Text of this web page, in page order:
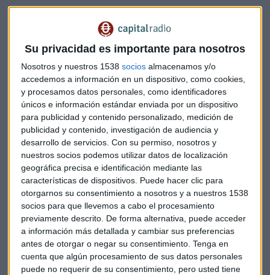
Su privacidad es importante para nosotros
Nosotros y nuestros 1538 socios almacenamos y/o
accedemos a información en un dispositivo, como cookies,
y procesamos datos personales, como identificadores
únicos e información estándar enviada por un dispositivo
para publicidad y contenido personalizado, medición de
publicidad y contenido, investigación de audiencia y
desarrollo de servicios. Con su permiso, nosotros y
nuestros socios podemos utilizar datos de localización
geográfica precisa e identificación mediante las
características de dispositivos. Puede hacer clic para
otorgarnos su consentimiento a nosotros y a nuestros 1538
socios para que llevemos a cabo el procesamiento
previamente descrito. De forma alternativa, puede acceder
a información más detallada y cambiar sus preferencias
antes de otorgar o negar su consentimiento. Tenga en
cuenta que algún procesamiento de sus datos personales
puede no requerir de su consentimiento, pero usted tiene
sobre la mesa
La noticia ha saltado desde las entrañas del sector:
prevé un gasto en computación de unos 600.000
millones de dólares hasta 2030.Esta cifra astronómica
nos da una pista de hacia dónde se dirige el capital:
De salarios a chips: El gasto ya no se destina
masivamente a contratar miles de programadores junior
para tareas rutinarias.
Infraestructura vs. Talento Humano: El foco está en la
capacidad de procesamiento (Nvidia, centros de datos,
energía) necesaria para que la IA se programe a sí misma.
Obsolescencia acelerada: Muchos estudiantes perciben
que las habilidades básicas de codificación que
aprenderán en una carrera de cuatro años podrían estar
automatizadas antes de su graduación.